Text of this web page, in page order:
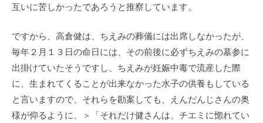
互いに苦しかったであろうと推察しています。
ですから、高倉健は、ちえみの葬儀には出席しなかったが、
毎年２月１３日の命日には、その前後に必ずちえみの墓参に
出掛けていたそうですし、ちえみが妊娠中毒で流産した際
に、生まれてくることが出来なかった水子の供養もしている
と言いますので、それらを勘案しても、えんだんじさんの奥
様が仰るように、＞「それだけ健さんは、チエミに惚れてい